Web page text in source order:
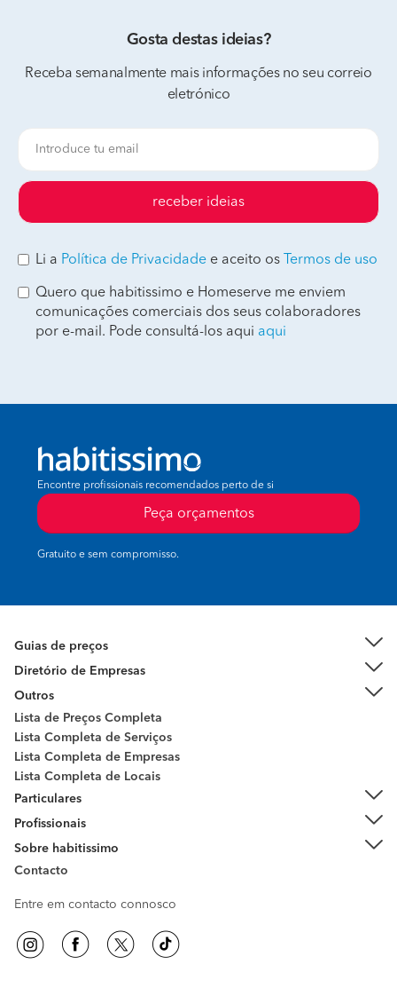
Gosta destas ideias?
Receba semanalmente mais informações no seu correio
eletrónico
receber ideias
Li a Política de Privacidade e aceito os Termos de uso
Quero que habitissimo e Homeserve me enviem
comunicações comerciais dos seus colaboradores
por e-mail. Pode consultá-los aqui aqui
Encontre profissionais recomendados perto de si
Peça orçamentos
Gratuito e sem compromisso.
Guias de preços
Diretório de Empresas
Outros
Lista de Preços Completa
Lista Completa de Serviços
Lista Completa de Empresas
Lista Completa de Locais
Particulares
Profissionais
Sobre habitissimo
Contacto
Entre em contacto connosco